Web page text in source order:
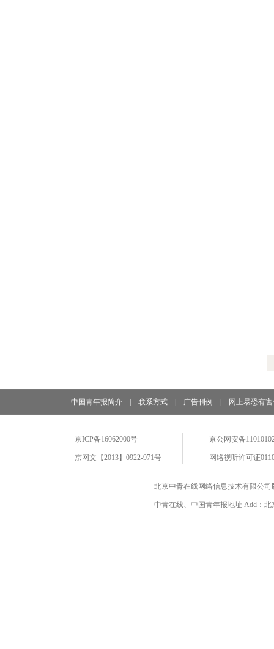
中国青年报简介 联系方式 广告刊例 网上暴恐有
京ICP备16062000号
京网文【2013】0922-971号
京公网安备
网络视听许可证
北京中青在线网络信息技术有限公
中青在线、中国青年报地址 Add：北